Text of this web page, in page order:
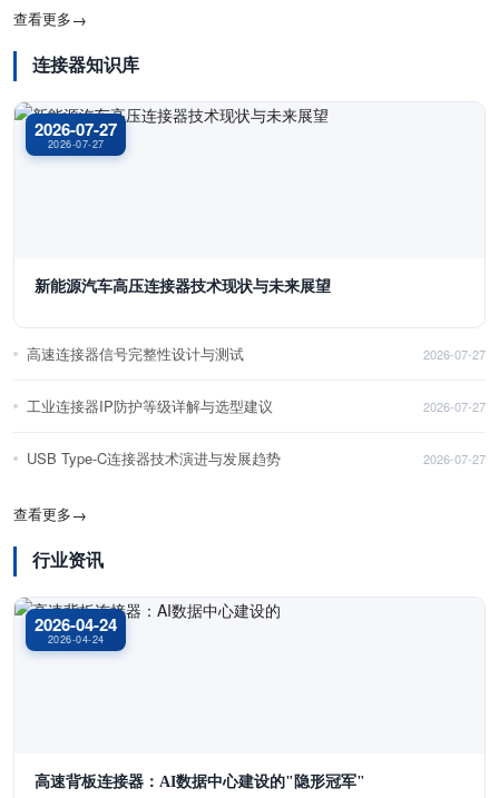
查看更多→
连接器知识库
2026-07-27
2026-07-27
新能源汽车高压连接器技术现状与未来展望
高速连接器信号完整性设计与测试 2026-07-27
工业连接器IP防护等级详解与选型建议 2026-07-27
USB Type-C连接器技术演进与发展趋势 2026-07-27
查看更多→
行业资讯
2026-04-24
2026-04-24
高速背板连接器：AI数据中心建设的"隐形冠军"